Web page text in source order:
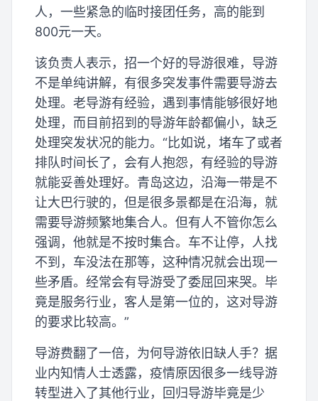
人，一些紧急的临时接团任务，高的能到
800元一天。
该负责人表示，招一个好的导游很难，导游
不是单纯讲解，有很多突发事件需要导游去
处理。老导游有经验，遇到事情能够很好地
处理，而目前招到的导游年龄都偏小，缺乏
处理突发状况的能力。“比如说，堵车了或者
排队时间长了，会有人抱怨，有经验的导游
就能妥善处理好。青岛这边，沿海一带是不
让大巴行驶的，但是很多景都是在沿海，就
需要导游频繁地集合人。但有人不管你怎么
强调，他就是不按时集合。车不让停，人找
不到，车没法在那等，这种情况就会出现一
些矛盾。经常会有导游受了委屈回来哭。毕
竟是服务行业，客人是第一位的，这对导游
的要求比较高。”
导游费翻了一倍，为何导游依旧缺人手？据
业内知情人士透露，疫情原因很多一线导游
转型进入了其他行业，回归导游毕竟是少